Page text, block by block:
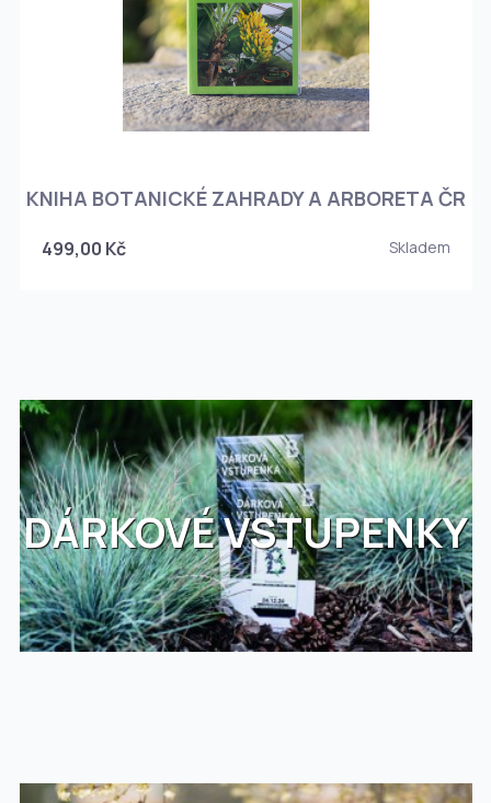
KNIHA BOTANICKÉ ZAHRADY A ARBORETA ČR
499,00 Kč Skladem
DÁRKOVÉ VSTUPENKY